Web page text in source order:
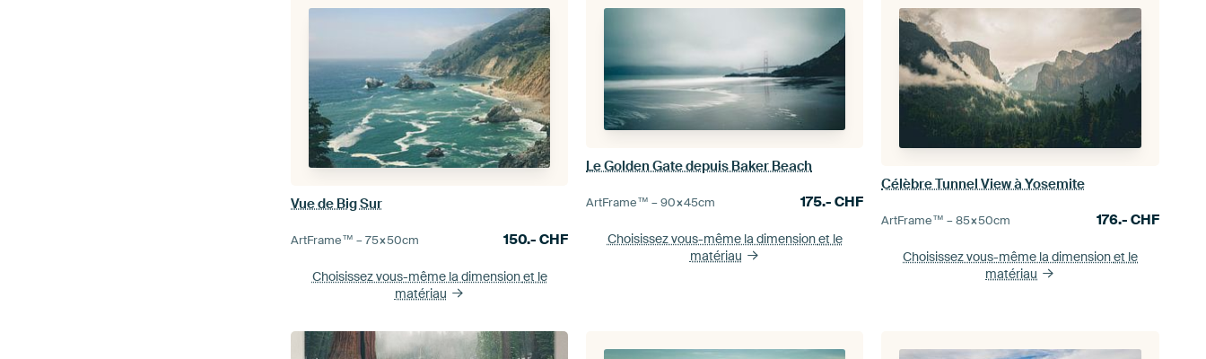
Vue de Big Sur
ArtFrame™ –75×50cm 150.-CHF
Choisissez vous-même la dimensionet le
matériau
Le Golden Gate depuis Baker Beach
ArtFrame™ –90×45cm 175.-CHF
Choisissez vous-même la dimensionet le
matériau
Célèbre Tunnel View à Yosemite
ArtFrame™ –85×50cm 176.- CHF
Choisissez vous-même la dimensionet le
matériau